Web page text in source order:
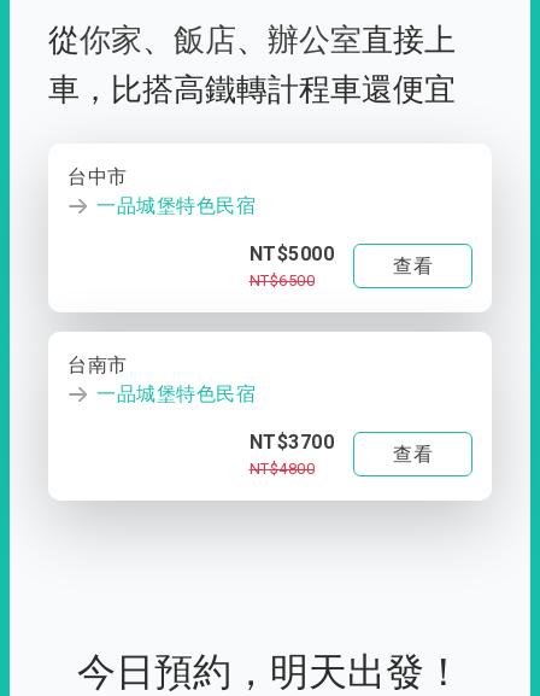
從你家、 飯店、 辦公室直接上
車， 比搭高鐵轉計程車還便宜
台中市
一品城堡特色民宿
NT$5000
NT$6500
查看
台南市
一品城堡特色民宿
NT$3700
NT$4800
查看
今日預約，明天出發！